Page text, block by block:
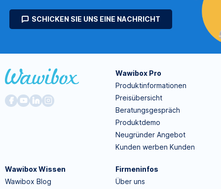
SCHICKEN SIE UNS EINE NACHRICHT
Wawibox Pro
Produktinformationen
Preisübersicht
Beratungsgespräch
Produktdemo
Neugründer Angebot
Kunden werben Kunden
Wawibox Wissen
Wawibox Blog
Firmeninfos
Über uns